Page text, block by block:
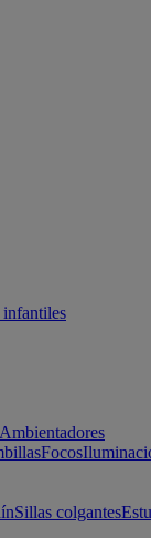
Ambientadores
Focos
Sillas colgantes